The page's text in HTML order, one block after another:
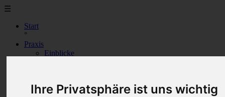
Ihre Privatsphäre ist uns wichtig
☰
Start
°
Praxis
Einblicke
Service